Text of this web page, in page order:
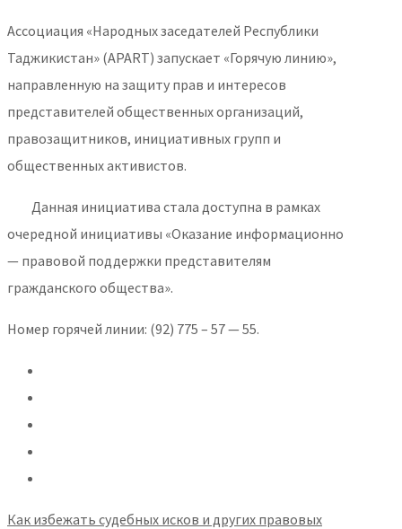
Ассоциация «Народных заседателей Республики
Таджикистан» (APART) запускает «Горячую линию»,
направленную на защиту прав и интересов
представителей общественных организаций,
правозащитников, инициативных групп и
общественных активистов.
Данная инициатива стала доступна в рамках
очередной инициативы «Оказание информационно
— правовой поддержки представителям
гражданского общества».
Номер горячей линии: (92) 775 – 57 — 55.
Как избежать судебных исков и других правовых